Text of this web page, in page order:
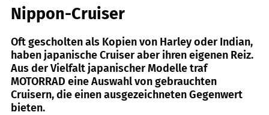
Nippon-Cruiser
Oft gescholten als Kopien von Harley oder Indian,
haben japanische Cruiser aber ihren eigenen Reiz.
Aus der Vielfalt japanischer Modelle traf
MOTORRAD eine Auswahl von gebrauchten
Cruisern, die einen ausgezeichneten Gegenwert
bieten.